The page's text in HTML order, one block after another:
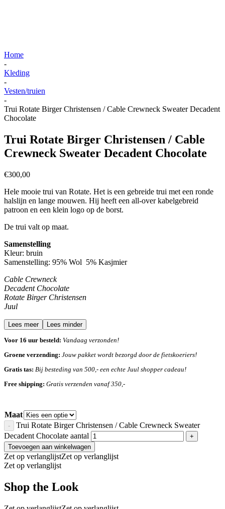
Home
-
Kleding
-
Vesten/truien
-
Trui Rotate Birger Christensen / Cable Crewneck Sweater Decadent
Chocolate
Trui Rotate Birger Christensen / Cable
Crewneck Sweater Decadent Chocolate
€300,00
Hele mooie trui van Rotate. Het is een gebreide trui met een ronde
halslijn en lange mouwen. Hij heeft een all-over kabelgebreid
patroon en een klein logo op de borst.
De trui valt op maat.
Samenstelling
Kleur: bruin
Samenstelling: 95% Wol 5% Kasjmier
Cable Crewneck
Decadent Chocolate
Rotate Birger Christensen
Juul
Lees meer Lees minder
Voor 16 uur besteld: Vandaag verzonden!
Groene verzending: Jouw pakket wordt bezorgd door de fietskoeriers!
Gratis tas: Bij besteding van 500,- een echte Juul shopper cadeau!
Free shipping: Gratis verzenden vanaf 350,-
Maat
Trui Rotate Birger Christensen / Cable Crewneck Sweater
Decadent Chocolate aantal
Toevoegen aan winkelwagen
Zet op verlanglijstZet op verlanglijst
Zet op verlanglijst
Shop the Look